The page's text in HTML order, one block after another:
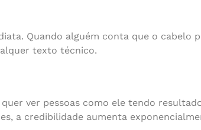
Quando alguém conta que o cabelo
texto técnico.
ver pessoas como ele tendo
a credibilidade aumenta